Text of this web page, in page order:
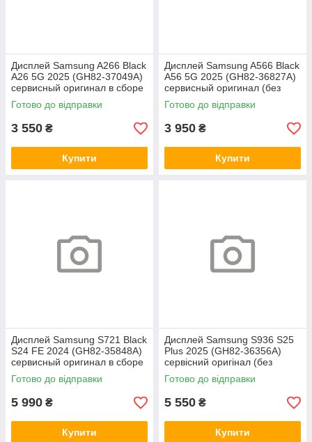
Дисплей Samsung A266 Black
A26 5G 2025 (GH82-37049A)
сервисный оригинал в сборе
с рамкой
Готово до відправки
3 550 ₴
Купити
Дисплей Samsung A566 Black
A56 5G 2025 (GH82-36827A)
сервисный оригинал (без
рамки)
Готово до відправки
3 950 ₴
Купити
Дисплей Samsung S721 Black
S24 FE 2024 (GH82-35848A)
сервисный оригинал в сборе
с рамкой
Готово до відправки
5 990 ₴
Купити
Дисплей Samsung S936 S25
Plus 2025 (GH82-36356A)
сервісний оригінал (без
рамки)
Готово до відправки
5 550 ₴
Купити